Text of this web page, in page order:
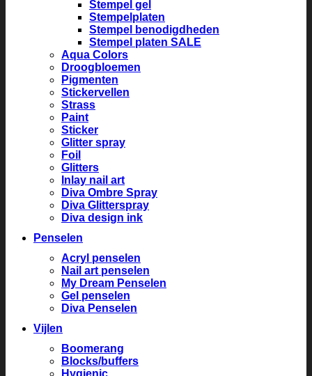
Stempel gel
Stempelplaten
Stempel benodigdheden
Stempel platen SALE
Aqua Colors
Droogbloemen
Pigmenten
Stickervellen
Strass
Paint
Sticker
Glitter spray
Foil
Glitters
Inlay nail art
Diva Ombre Spray
Diva Glitterspray
Diva design ink
Penselen
Acryl penselen
Nail art penselen
My Dream Penselen
Gel penselen
Diva Penselen
Vijlen
Boomerang
Blocks/buffers
Hygienic